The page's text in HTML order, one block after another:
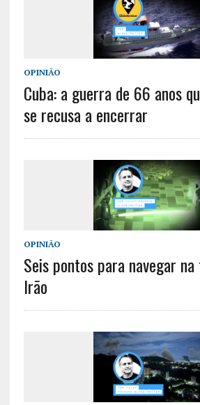
OPINIÃO
Cuba: a guerra de 66 anos
se recusa a encerrar
OPINIÃO
Seis pontos para navegar
Irão